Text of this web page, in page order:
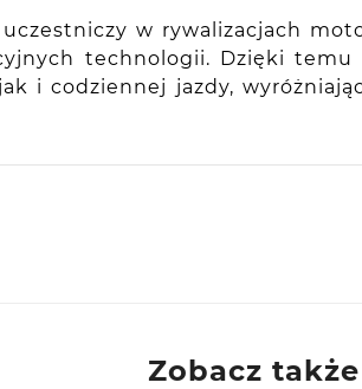
w rywalizacjach
technologii. Dzięki
i codziennej jazdy,
Zobacz także